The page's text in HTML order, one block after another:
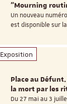
"Mourning
Un nouveau
est disponible sur
Exposition
Place au
la mort par les
Du 27 mai au 3